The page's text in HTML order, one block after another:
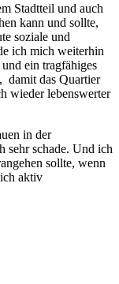
Stadtteil und auch
kann und sollte,
soziale und
ich mich weiterhin
ein tragfähiges
damit das Quartier
wieder lebenswerter
in der
sehr schade. Und ich
sollte, wenn
aktiv